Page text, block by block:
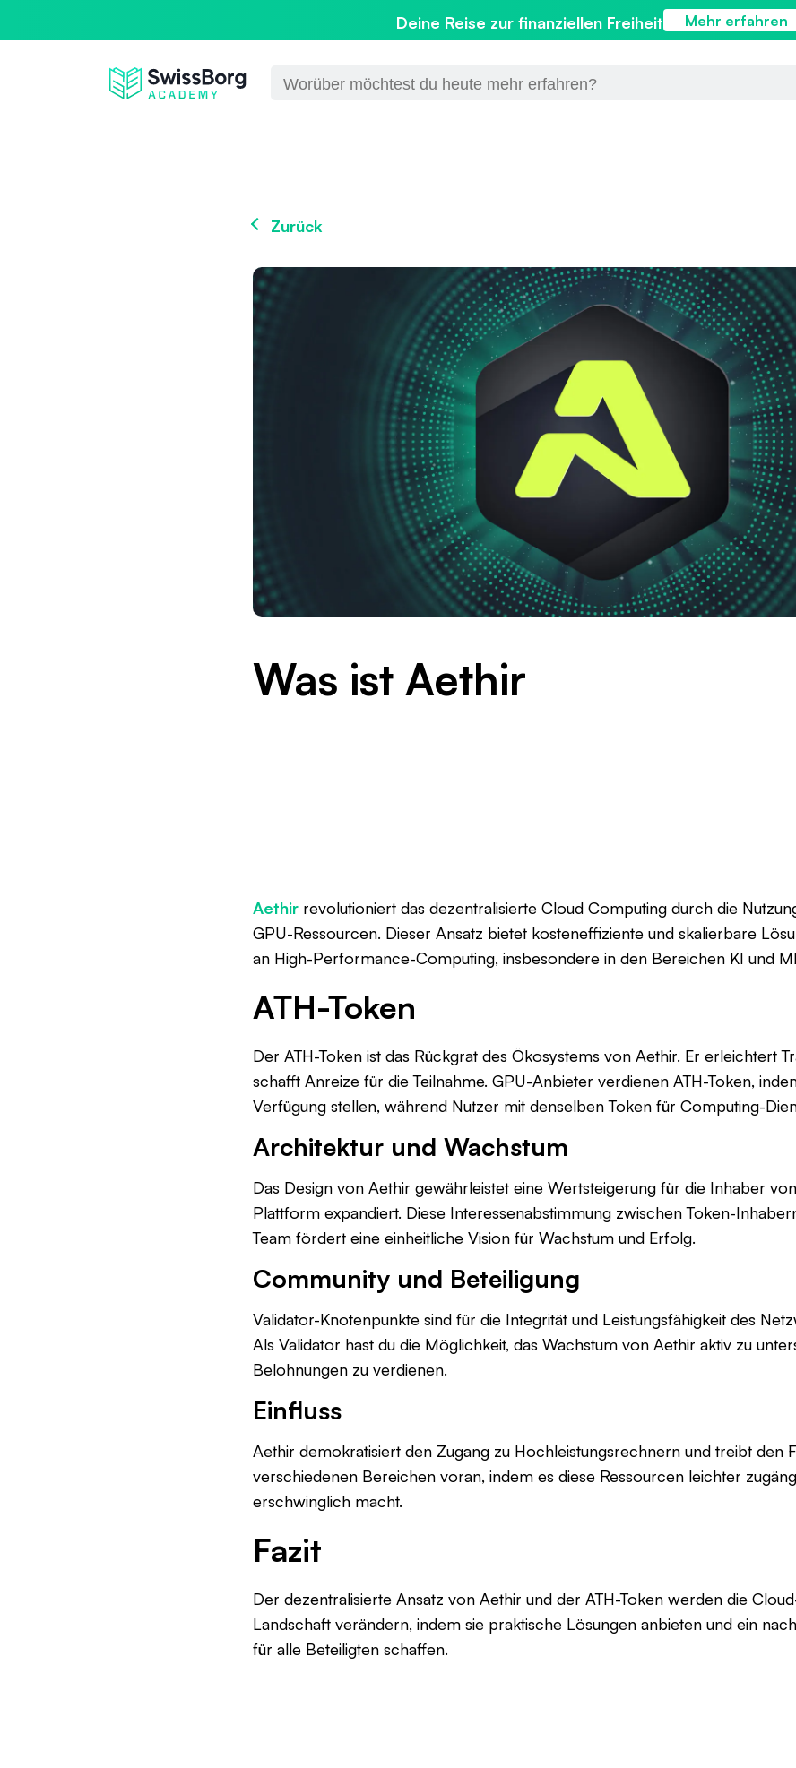
Deine Reise zur finanziellen Freiheit Mehr erfahren
Zurück
Was ist Aethir
Aethir revolutioniert das dezentralisierte Cloud Computing durch die
GPU-Ressourcen. Dieser Ansatz bietet kosteneffiziente und skalierbare
an High-Performance-Computing, insbesondere in den Bereichen KI und
ATH-Token
Der ATH-Token ist das Rückgrat des Ökosystems von Aethir. Er erleichtert
schafft Anreize für die Teilnahme. GPU-Anbieter verdienen ATH-Token,
Verfügung stellen, während Nutzer mit denselben Token für Computing-
Architektur und Wachstum
Das Design von Aethir gewährleistet eine Wertsteigerung für die Inhaber
Plattform expandiert. Diese Interessenabstimmung zwischen Token-
Team fördert eine einheitliche Vision für Wachstum und Erfolg.
Community und Beteiligung
Validator-Knotenpunkte sind für die Integrität und Leistungsfähigkeit des
Als Validator hast du die Möglichkeit, das Wachstum von Aethir aktiv zu
Belohnungen zu verdienen.
Einfluss
Aethir demokratisiert den Zugang zu Hochleistungsrechnern und treibt den
verschiedenen Bereichen voran, indem es diese Ressourcen leichter
erschwinglich macht.
Fazit
Der dezentralisierte Ansatz von Aethir und der ATH-Token werden die
Landschaft verändern, indem sie praktische Lösungen anbieten und ein
für alle Beteiligten schaffen.